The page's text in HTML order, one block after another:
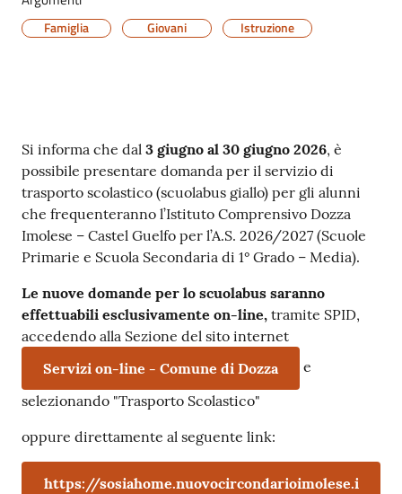
gli
argomenti
Famiglia Giovani Istruzione
Contenuto
Si informa che dal 3 giugno al 30 giugno 2026, è
possibile presentare domanda per il servizio di
trasporto scolastico (scuolabus giallo) per gli alunni
che frequenteranno l’Istituto Comprensivo Dozza
Imolese – Castel Guelfo per l’A.S. 2026/2027 (Scuole
Primarie e Scuola Secondaria di 1° Grado – Media).
Le nuove domande per lo scuolabus saranno
effettuabili esclusivamente on-line, tramite SPID,
accedendo alla Sezione del sito internet
Servizi on-line - Comune di Dozza
e
selezionando "Trasporto Scolastico"
oppure direttamente al seguente link:
https://sosiahome.nuovocircondarioimolese.i